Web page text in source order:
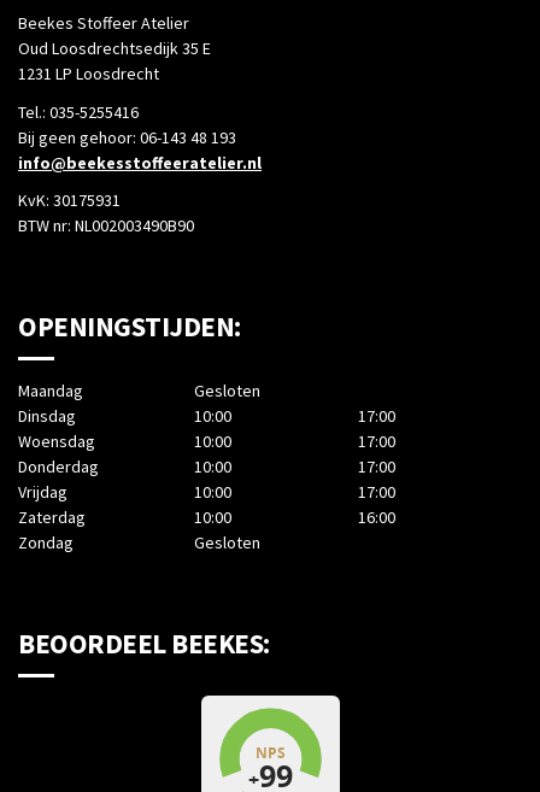
Beekes Stoffeer Atelier
Oud Loosdrechtsedijk 35 E
1231 LP Loosdrecht
Tel.: 035-5255416
Bij geen gehoor: 06-143 48 193
info@beekesstoffeeratelier.nl
KvK: 30175931
BTW nr: NL002003490B90
OPENINGSTIJDEN:
Maandag
Gesloten
Dinsdag
10:00
17:00
Woensdag
10:00
17:00
Donderdag
10:00
17:00
Vrijdag
10:00
17:00
Zaterdag
10:00
16:00
Zondag
Gesloten
BEOORDEEL BEEKES: